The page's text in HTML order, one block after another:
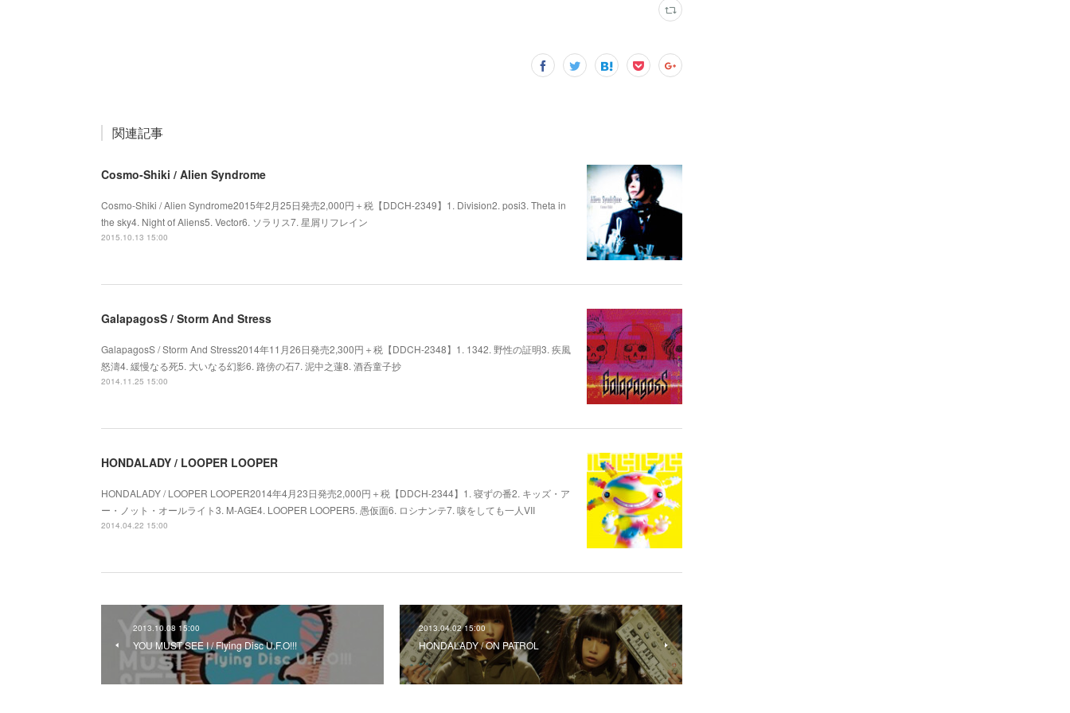
関連記事
Cosmo-Shiki / Alien Syndrome
Cosmo-Shiki / Alien Syndrome2015年2月25日発売2,000円＋税【DDCH-2349】1. Division2. posi3. Theta in
the sky4. Night of Aliens5. Vector6. ソラリス7. 星屑リフレイン
2015.10.13 15:00
GalapagosS / Storm And Stress
GalapagosS / Storm And Stress2014年11月26日発売2,300円＋税【DDCH-2348】1. 1342. 野性の証明3. 疾風
怒濤4. 緩慢なる死5. 大いなる幻影6. 路傍の石7. 泥中之蓮8. 酒呑童子抄
2014.11.25 15:00
HONDALADY / LOOPER LOOPER
HONDALADY / LOOPER LOOPER2014年4月23日発売2,000円＋税【DDCH-2344】1. 寝ずの番2. キッズ・ア
ー・ノット・オールライト3. M-AGE4. LOOPER LOOPER5. 愚仮面6. ロシナンテ7. 咳をしても一人VII
2014.04.22 15:00
2013.10.08 15:00
YOU MUST SEE I / Flying Disc U.F.O!!!
2013.04.02 15:00
HONDALADY / ON PATROL